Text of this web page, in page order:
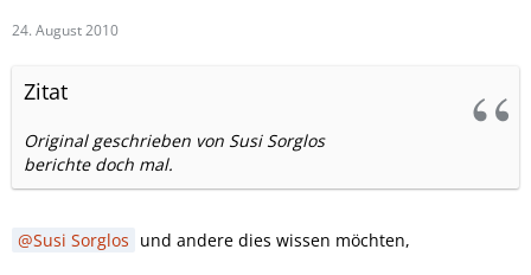
24. August 2010
Zitat
Original geschrieben von Susi Sorglos
berichte doch mal.
Susi Sorglos und andere dies wissen möchten,